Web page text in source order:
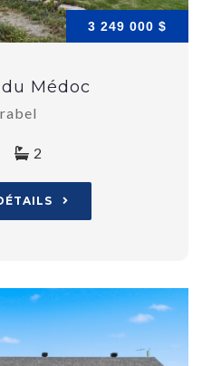
3 249 000 $
du Médoc
2